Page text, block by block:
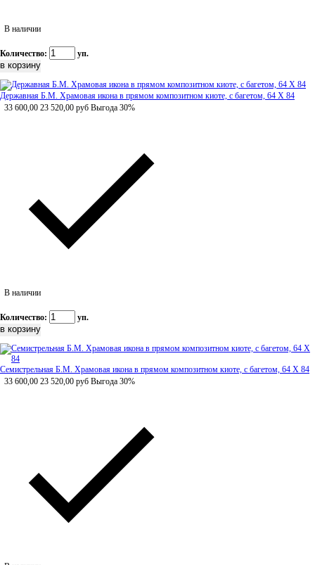
В наличии
Количество: уп.
Державная Б.М. Храмовая икона в прямом композитном киоте, с багетом, 64 Х 84
33 600,00 23 520,00 руб Выгода 30%
В наличии
Количество: уп.
Семистрельная Б.М. Храмовая икона в прямом композитном киоте, с багетом, 64 Х 84
33 600,00 23 520,00 руб Выгода 30%